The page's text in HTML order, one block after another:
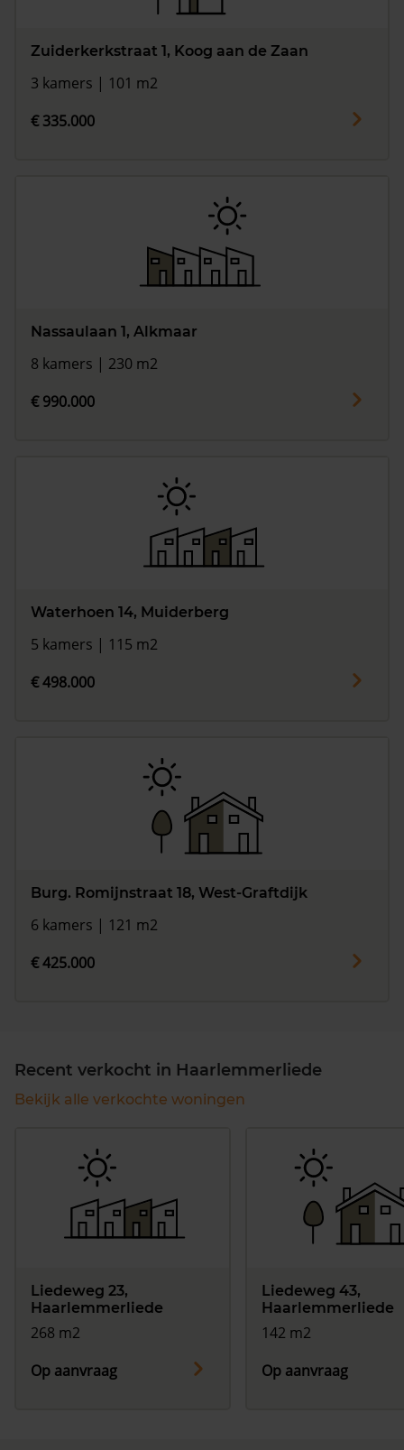
Zuiderkerkstraat 1, Koog aan de Zaan
3 kamers | 101 m2
€ 335.000
Nassaulaan 1, Alkmaar
8 kamers | 230 m2
€ 990.000
Waterhoen 14, Muiderberg
5 kamers | 115 m2
€ 498.000
Burg. Romijnstraat 18, West-Graftdijk
6 kamers | 121 m2
€ 425.000
Recent verkocht in Haarlemmerliede
Bekijk alle verkochte woningen
Liedeweg 23,
Haarlemmerliede
268 m2
Op aanvraag
Liedeweg 43,
Haarlemmerliede
142 m2
Op aanvraag